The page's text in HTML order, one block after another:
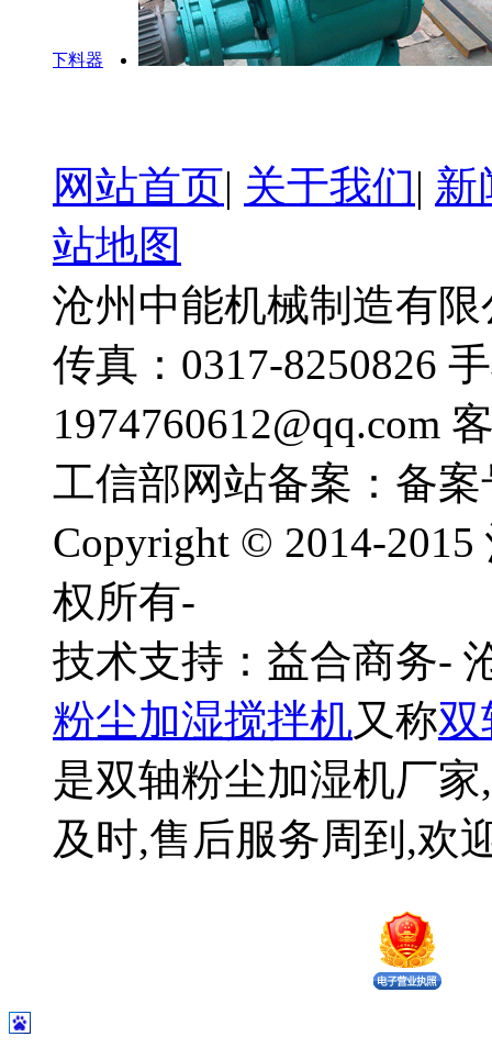
料器
网站首页| 关于我们| 新
站地图
沧州中能机械制造有限
传真：0317-8250826
1974760612@qq.com
工信部网站备案：备案
Copyright © 2014-
权所有-
技术支持：益合商务-
粉尘加湿搅拌机又称双
是双轴粉尘加湿机厂
及时,售后服务周到,欢